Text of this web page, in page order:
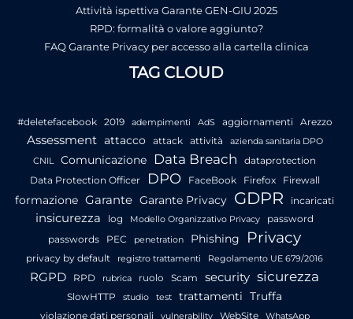
Attività ispettiva Garante GEN-GIU 2025
RPD: formalità o valore aggiunto?
FAQ Garante Privacy per accesso alla cartella clinica
TAG CLOUD
#deletefacebook 2019 adempimenti AdS aggiornamenti Arezzo
Assessment attacco attack attività
azienda sanitaria DPO
CNIL
Comunicazione Data Breach
dataprotection
Data Protection Officer
DPO FaceBook Firefox Firewall
formazione Garante Garante Privacy GDPR incaricati
insicurezza log Modello Organizzativo Privacy
password
passwords
PEC penetration Phishing Privacy
privacy by default registro trattamenti Regolamento UE 679/2016
RGPD RPD rubrica ruolo Scam security sicurezza
SlowHTTP studio test trattamenti Truffa
violazione dati personali vulnerability WebSite WhatsApp